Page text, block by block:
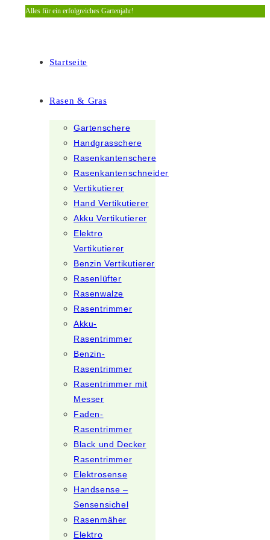
Zum
Alles für ein erfolgreiches Gartenjahr!
Startseite
Rasen & Gras
Gartenschere
Handgrasschere
Rasenkantenschere
Rasenkantenschneider
Vertikutierer
Hand Vertikutierer
Akku Vertikutierer
Elektro
Vertikutierer
Benzin Vertikutierer
Rasenlüfter
Rasenwalze
Rasentrimmer
Akku-
Rasentrimmer
Benzin-
Rasentrimmer
Rasentrimmer mit
Messer
Faden-
Rasentrimmer
Black und Decker
Rasentrimmer
Elektrosense
Handsense –
Sensensichel
Rasenmäher
Elektro